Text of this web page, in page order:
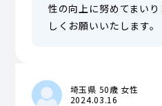
性の向上に努めてまい
しくお願いいたします。
埼玉県 50歳 女性
2024.03.16